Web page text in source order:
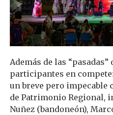
Además de las “pasadas”
participantes en
un breve pero impecable
de Patrimonio Regional,
Nuñez (bandoneón),